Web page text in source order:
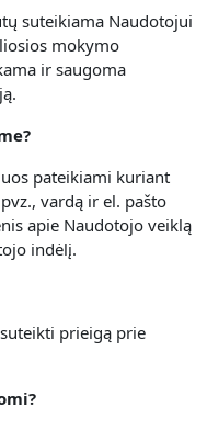
suteikiama Naudotojui
mokymo
ir saugoma
pateikiami kuriant
vardą ir el. pašto
apie Naudotojo veiklą
indėlį.
prieigą prie